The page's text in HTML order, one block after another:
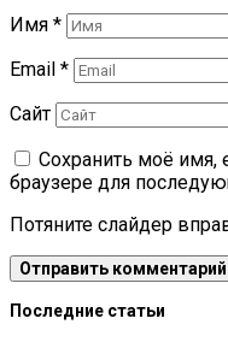
Имя *
Email *
Сайт
Сохранить моё имя,
браузере для
Потяните слайдер
Последние статьи